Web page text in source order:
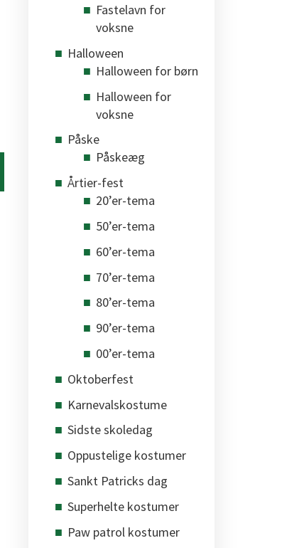
Fastelavn for
voksne
Halloween
Halloween for børn
Halloween for
voksne
Påske
Påskeæg
Årtier-fest
20’er-tema
50’er-tema
60’er-tema
70’er-tema
80’er-tema
90’er-tema
00’er-tema
Oktoberfest
Karnevalskostume
Sidste skoledag
Oppustelige kostumer
Sankt Patricks dag
Superhelte kostumer
Paw patrol kostumer